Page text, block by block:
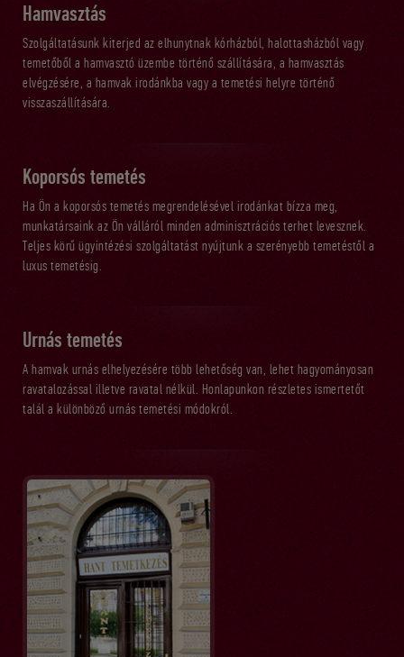
Hamvasztás
Szolgáltatásunk kiterjed az elhunytnak kórházból, halottasházból vagy
temetőből a hamvasztó üzembe történő szállítására, a hamvasztás
elvégzésére, a hamvak irodánkba vagy a temetési helyre történő
visszaszállítására.
Koporsós temetés
Ha Ön a koporsós temetés megrendelésével irodánkat bízza meg,
munkatársaink az Ön válláról minden adminisztrációs terhet levesznek.
Teljes körű ügyintézési szolgáltatást nyújtunk a szerényebb temetéstől a
luxus temetésig.
Urnás temetés
A hamvak urnás elhelyezésére több lehetőség van, lehet hagyományosan
ravatalozással illetve ravatal nélkül. Honlapunkon részletes ismertetőt
talál a különböző urnás temetési módokról.